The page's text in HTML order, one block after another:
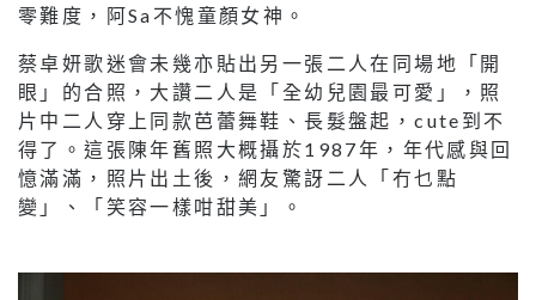
零難度，阿Sa不愧童顏女神。
蔡卓妍歌迷會未幾亦貼出另一張二人在同場地「開
眼」的合照，大讚二人是「全幼兒園最可愛」，照
片中二人穿上同款芭蕾舞鞋、長髮盤起，cute到不
得了。這張陳年舊照大概攝於1987年，年代感與回
憶滿滿，照片出土後，網友驚訝二人「冇乜點
變」、「笑容一樣咁甜美」。